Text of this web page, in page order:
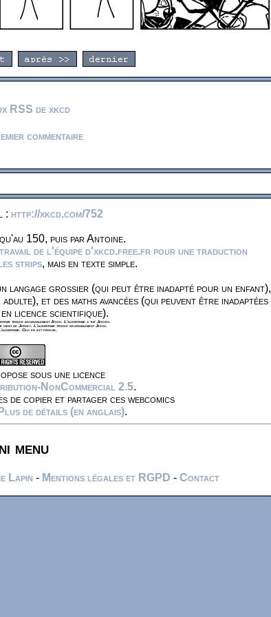
commentaire
: http://xkcd.com/752
150, puis par Antoine.
de l'équipe d'xkcd.free.fr pour une traduction
strips, mais en texte simple.
langage grossier (qui peut être inadapté pour un enfant),
et des maths avancées (qui peuvent être inadaptées
licence scientifique).
trouve invariablement Jésus. L'algorithme a tué Jeeves.
vient de Jersey. L'algorithme trouve invariablement Jésus.
Ceci en est proche.
sous une licence
NonCommercial 2.5.
de copier et partager ces webcomics
Plus de détails (en anglais).
menu
Lapin - Mentions légales et RGPD - Contact